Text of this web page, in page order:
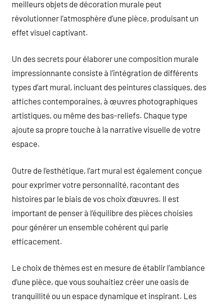
meilleurs objets de décoration murale peut
révolutionner l’atmosphère d’une pièce, produisant un
effet visuel captivant.
Un des secrets pour élaborer une composition murale
impressionnante consiste à l’intégration de différents
types d’art mural, incluant des peintures classiques, des
affiches contemporaines, à œuvres photographiques
artistiques, ou même des bas-reliefs. Chaque type
ajoute sa propre touche à la narrative visuelle de votre
espace.
Outre de l’esthétique, l’art mural est également conçue
pour exprimer votre personnalité, racontant des
histoires par le biais de vos choix d’œuvres. Il est
important de penser à l’équilibre des pièces choisies
pour générer un ensemble cohérent qui parle
efficacement.
Le choix de thèmes est en mesure de établir l’ambiance
d’une pièce, que vous souhaitiez créer une oasis de
tranquillité ou un espace dynamique et inspirant. Les